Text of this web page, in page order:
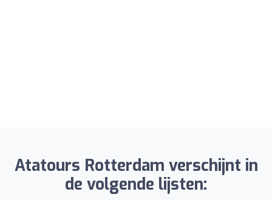
Atatours Rotterdam verschijnt in
de volgende lijsten: